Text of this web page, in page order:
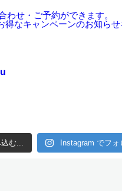
わせ・ご予約ができます。
得なキャンペーンのお知らせ
む... Instagram でフォ